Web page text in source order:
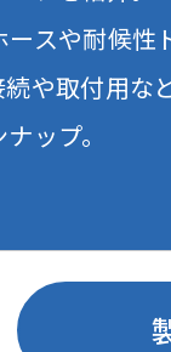
スや耐候性
や取付用な
ップ。